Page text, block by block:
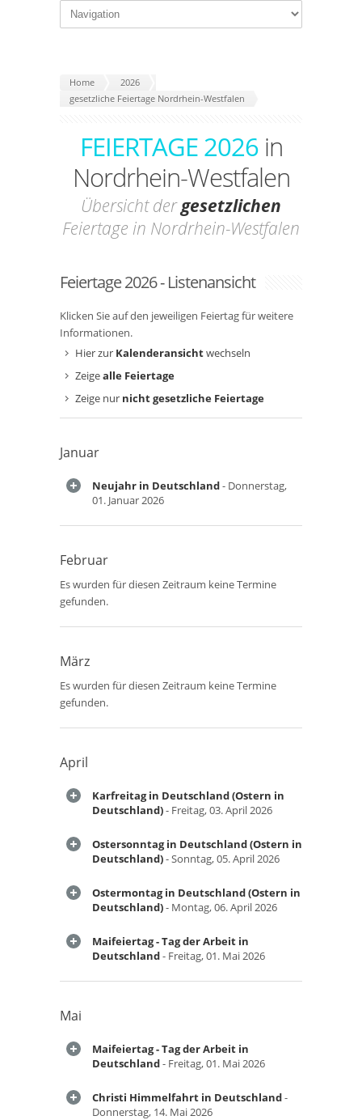
Home
2026
gesetzliche Feiertage Nordrhein-Westfalen
FEIERTAGE 2026in
Nordrhein-Westfalen
Übersicht dergesetzlichen
Feiertage in Nordrhein-Westfalen
Feiertage 2026 - Listenansicht
Klicken Sie auf den jeweiligen Feiertag für weitere
Informationen.
Hier zur Kalenderansichtwechseln
Zeigealle Feiertage
Zeige nur nicht gesetzliche Feiertage
Januar
Neujahr in Deutschland- Donnerstag,
01. Januar 2026
Februar
Es wurden für diesen Zeitraum keine Termine
gefunden.
März
Es wurden für diesen Zeitraum keine Termine
gefunden.
April
Karfreitag in Deutschland (Ostern in
Deutschland)- Freitag, 03. April 2026
Ostersonntag in Deutschland (Ostern in
Deutschland)- Sonntag, 05. April 2026
Ostermontag in Deutschland (Ostern in
Deutschland)- Montag, 06. April 2026
Maifeiertag - Tag der Arbeit in
Deutschland- Freitag, 01. Mai 2026
Mai
Maifeiertag - Tag der Arbeit in
Deutschland- Freitag, 01. Mai 2026
Christi Himmelfahrt in Deutschland-
Donnerstag, 14. Mai 2026